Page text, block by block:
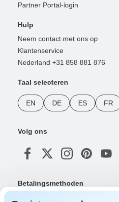
Partner Portal-login
Hulp
Neem contact met ons op
Klantenservice
Nederland +31 858 881 876
Taal selecteren
EN DE ES FR
Volg ons
Betalingsmethoden